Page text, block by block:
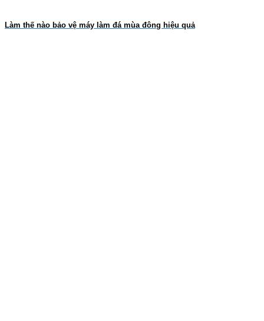
Làm thế nào bảo vệ máy làm đá mùa đông hiệu quả